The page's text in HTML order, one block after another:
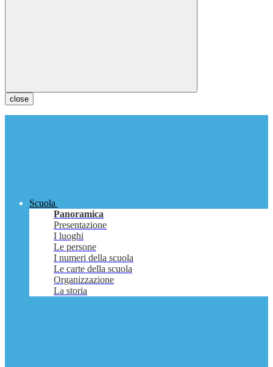
close
Scuola
Panoramica
Presentazione
I luoghi
Le persone
I numeri della scuola
Le carte della scuola
Organizzazione
La storia